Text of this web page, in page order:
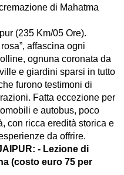
di Mahatma
(235 Km/05 Ore).
affascina ogni
ognuna coronata da
e giardini sparsi in tutto
furono testimoni di
Fatta eccezione per
e autobus, poco
con ricca eredità storica e
da offrire.
- Lezione di
(costo euro 75 per